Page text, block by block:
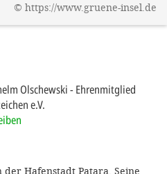
© https://www.gruene-insel.de
Olschewski Ehrenmitglied
e.V.
Hafenstadt Patara. Seine
den